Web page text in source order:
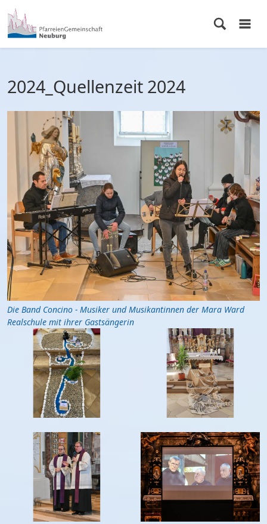
2024_Quellenzeit 2024
Die Band Concino - Musiker und Musikantinnen der Mara Ward
Realschule mit ihrer Gastsängerin